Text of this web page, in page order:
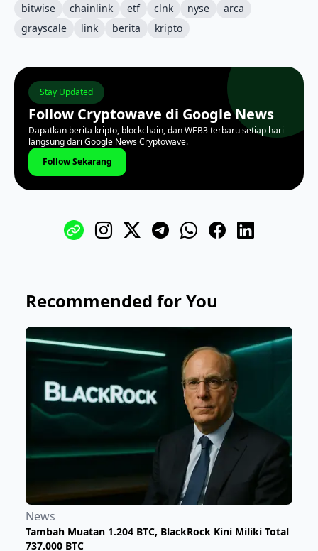
bitwise chainlink etf clnk nyse
arca
grayscale
link berita kripto
Stay Updated
Follow Cryptowave di Google News
Dapatkan berita kripto, blockchain, dan WEB3 terbaru setiap hari
langsung dari Google News Cryptowave.
Follow Sekarang
Recommended for You
News
Tambah Muatan 1.204 BTC, BlackRock Kini Miliki Total
737.000 BTC